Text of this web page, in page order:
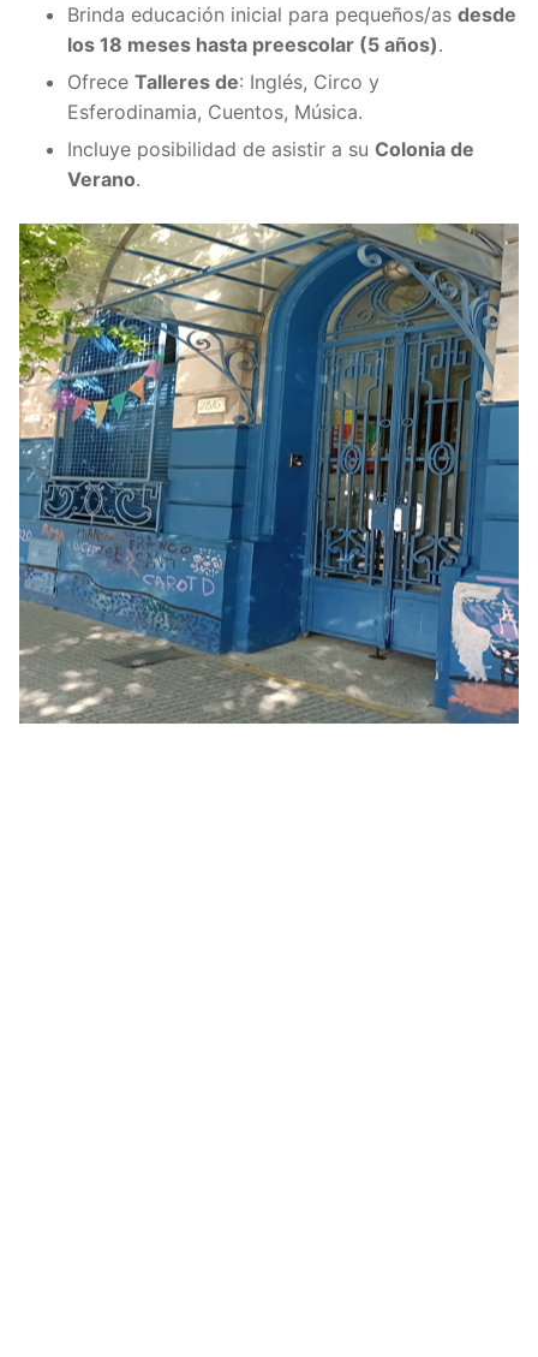
Brinda educación inicial para pequeños/as desde
los 18 meses hasta preescolar (5 años).
Ofrece Talleres de: Inglés, Circo y
Esferodinamia, Cuentos, Música.
Incluye posibilidad de asistir a su Colonia de
Verano.